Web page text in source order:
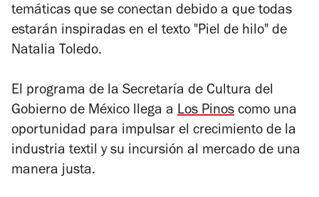
temáticas que se conectan debido a que todas
estarán inspiradas en el texto "Piel de hilo" de
Natalia Toledo.
El programa de la Secretaría de Cultura del
Gobierno de México llega a Los Pinos como una
oportunidad para impulsar el crecimiento de la
industria textil y su incursión al mercado de una
manera justa.